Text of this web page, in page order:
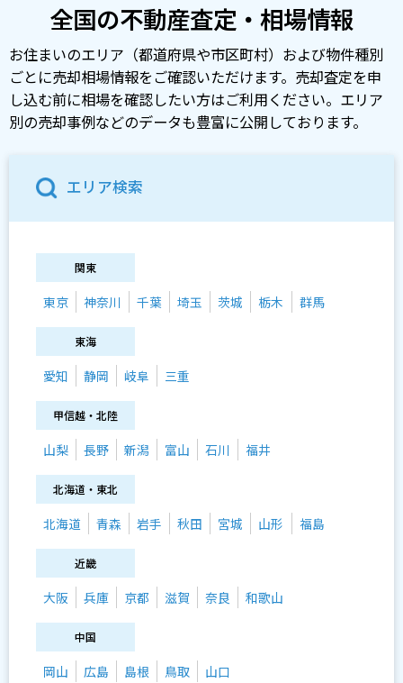
全国の不動産査定・相場情報
お住まいのエリア（都道府県や市区町村）および物件種別
ごとに売却相場情報をご確認いただけます。売却査定を申
し込む前に相場を確認したい方はご利用ください。エリア
別の売却事例などのデータも豊富に公開しております。
エリア検索
関東
東京 神奈川 千葉 埼玉 茨城 栃木 群馬
東海
愛知 静岡 岐阜 三重
甲信越・北陸
山梨 長野 新潟 富山 石川 福井
北海道・東北
北海道 青森 岩手 秋田 宮城 山形 福島
近畿
大阪 兵庫 京都 滋賀 奈良 和歌山
中国
岡山 広島 島根 鳥取 山口